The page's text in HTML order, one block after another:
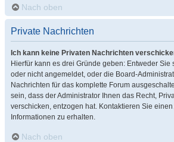
Nach oben
Private Nachrichten
Ich kann keine Privaten Nachrichten
Hierfür kann es drei Gründe geben: Entweder Sie
oder nicht angemeldet, oder die Board-
Nachrichten für das komplette Forum
sein, dass der Administrator Ihnen das Recht,
verschicken, entzogen hat. Kontaktieren Sie
Informationen zu erhalten.
Nach oben